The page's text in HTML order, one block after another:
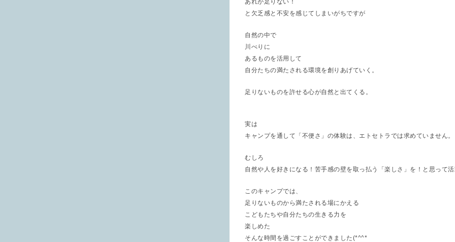
あれが足りない！
と欠乏感と不安を感じてしまいがちですが
自然の中で
川べりに
あるものを活用して
自分たちの満たされる環境を創りあげていく。
足りないものを許せる心が自然と出てくる。
実は
キャンプを通して「不便さ」の体験は、エトセトラでは求めていません。
むしろ
自然や人を好きになる！苦手感の壁を取っ払う「楽しさ」を！と思って
このキャンプでは、
足りないものから満たされる場にかえる
こどもたちや自分たちの生きる力を
楽しめた
そんな時間を過ごすことができました(*^^*